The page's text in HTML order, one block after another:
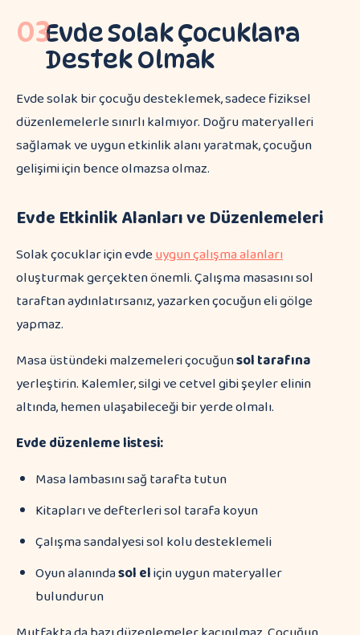
03Evde Solak Çocuklara
Destek Olmak
Evde solak bir çocuğu desteklemek, sadece fiziksel
düzenlemelerle sınırlı kalmıyor. Doğru materyalleri
sağlamak ve uygun etkinlik alanı yaratmak, çocuğun
gelişimi için bence olmazsa olmaz.
Evde Etkinlik Alanları ve Düzenlemeleri
Solak çocuklar için evdeuygun çalışma alanları
oluşturmak gerçekten önemli. Çalışma masasını sol
taraftan aydınlatırsanız, yazarken çocuğun eli gölge
yapmaz.
Masa üstündeki malzemeleri çocuğunsol tarafına
yerleştirin. Kalemler, silgi ve cetvel gibi şeyler elinin
altında, hemen ulaşabileceği bir yerde olmalı.
Evde düzenleme listesi:
Masa lambasını sağ tarafta tutun
Kitapları ve defterleri sol tarafa koyun
Çalışma sandalyesi sol kolu desteklemeli
Oyun alanındasol eliçin uygun materyaller
bulundurun